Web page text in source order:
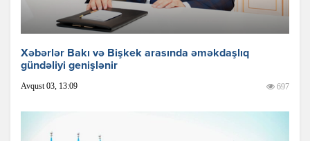
Xəbərlər Bakı və Bişkek arasında əməkdaşlıq
gündəliyi genişlənir
Avqust 03, 13:09 697